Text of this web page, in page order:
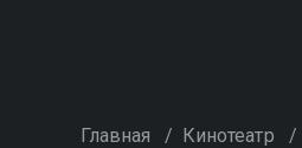
Главная / Кинотеатр /